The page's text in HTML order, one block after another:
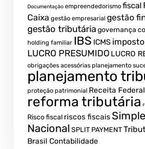
Documentação empreendedorismo fiscal
Caixa gestão empresarial gestão
gestão tributária governança
holding familiar IBS ICMS
LUCRO PRESUMIDO LUCRO
obrigações acessórias planejamento
planejamento
proteção patrimonial Receita Federal
reforma tributária
Risco fiscal riscos fiscais
Nacional SPLIT PAYMENT
Brasil Contabilidade